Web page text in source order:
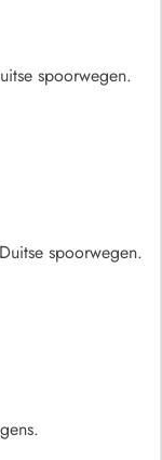
spoorwegen.
spoorwegen.